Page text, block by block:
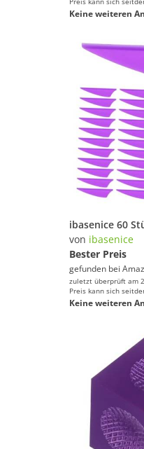
Keine weiteren
von ibasenice
Bester Preis
gefunden bei
zuletzt überprüft am
Preis kann sich
Keine weiteren